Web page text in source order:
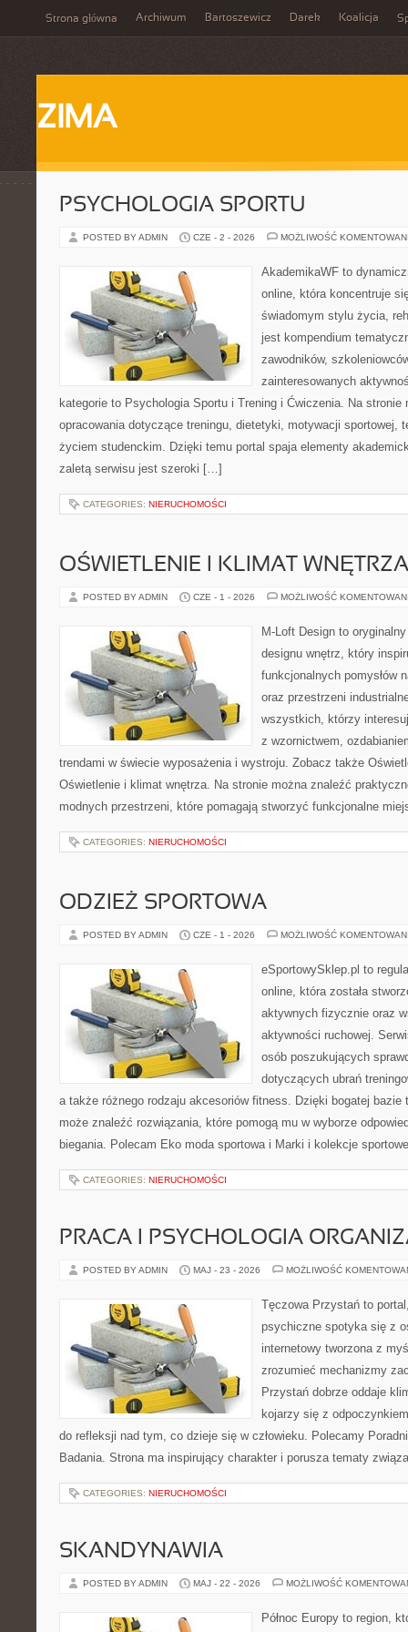
Strona główna Archiwum Bartoszewicz Darek Koalicja
ZIMA
PSYCHOLOGIA SPORTU
POSTED BY ADMIN CZE - 2 - 2026 MOŻLIWOŚĆ
AkademikaWF to
online, która koncentruje
świadomym stylu życia,
jest kompendium
zawodników,
zainteresowanych
kategorie to Psychologia Sportu i Trening i Ćwiczenia. Na stronie
opracowania dotyczące treningu, dietetyki, motywacji sportowej,
życiem studenckim. Dzięki temu portal spaja elementy
zaletą serwisu jest szeroki […]
CATEGORIES: NIERUCHOMOŚCI
OŚWIETLENIE I KLIMAT WNĘTRZA
POSTED BY ADMIN CZE - 1 - 2026 MOŻLIWOŚĆ
M-Loft Design to
designu wnętrz, który
funkcjonalnych pomysłów
oraz przestrzeni
wszystkich, którzy
z wzornictwem,
trendami w świecie wyposażenia i wystroju. Zobacz także
Oświetlenie i klimat wnętrza. Na stronie można znaleźć
modnych przestrzeni, które pomagają stworzyć funkcjonalne
CATEGORIES: NIERUCHOMOŚCI
ODZIEŻ SPORTOWA
POSTED BY ADMIN CZE - 1 - 2026 MOŻLIWOŚĆ
eSportowySklep.pl to
online, która została
aktywnych fizycznie oraz
aktywności ruchowej.
osób poszukujących
dotyczących ubrań
a także różnego rodzaju akcesoriów fitness. Dzięki bogatej
może znaleźć rozwiązania, które pomogą mu w wyborze
biegania. Polecam Eko moda sportowa i Marki i kolekcje
CATEGORIES: NIERUCHOMOŚCI
PRACA I PSYCHOLOGIA
POSTED BY ADMIN MAJ - 23 - 2026 MOŻLIWOŚĆ
Tęczowa Przystań to
psychiczne spotyka się z
internetowy tworzona z
zrozumieć mechanizmy
Przystań dobrze oddaje
kojarzy się z
do refleksji nad tym, co dzieje się w człowieku. Polecamy
Badania. Strona ma inspirujący charakter i porusza tematy
CATEGORIES: NIERUCHOMOŚCI
SKANDYNAWIA
POSTED BY ADMIN MAJ - 22 - 2026 MOŻLIWOŚĆ
Północ Europy to region,